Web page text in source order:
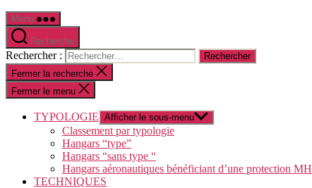
Menu
Recherche
Rechercher :
Fermer la recherche
Fermer le menu
TYPOLOGIE Afficher le sous-menu
Classement par typologie
Hangars “type”
Hangars “sans type “
Hangars aéronautiques bénéficiant d’une protection MH
TECHNIQUES